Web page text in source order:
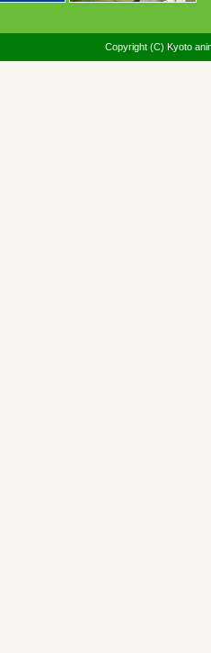
Copyright (C) Kyoto